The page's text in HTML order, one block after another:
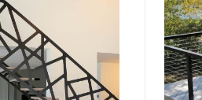
Заказать